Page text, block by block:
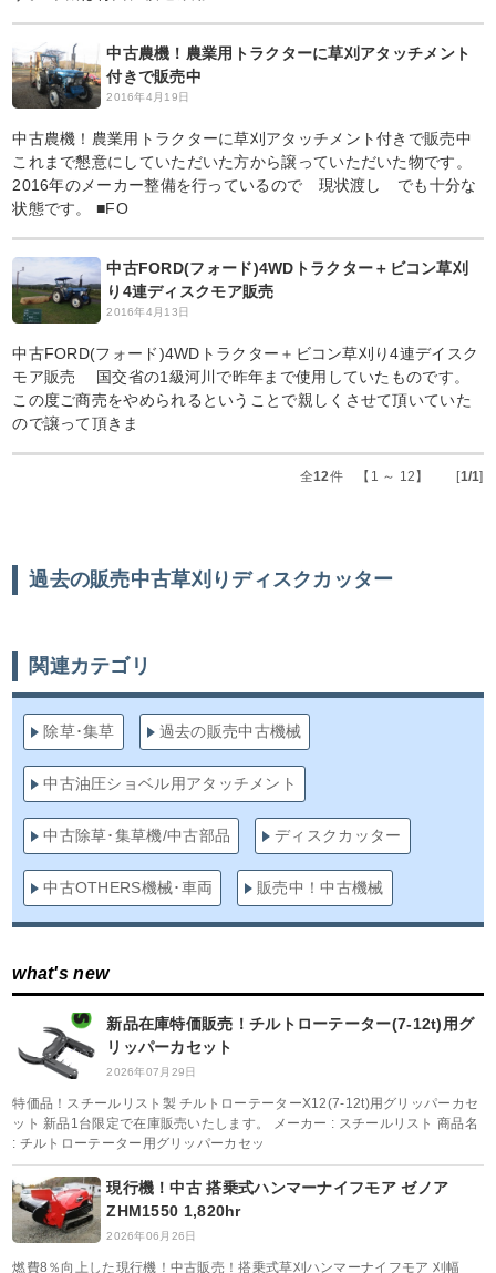
中古農機！農業用トラクターに草刈アタッチメント
付きで販売中
2016年4月19日
中古農機！農業用トラクターに草刈アタッチメント付きで販売中
これまで懇意にしていただいた方から譲っていただいた物です。
2016年のメーカー整備を行っているので 現状渡し でも十分な
状態です。 ■FO
中古FORD(フォード)4WDトラクター＋ビコン草刈
り4連ディスクモア販売
2016年4月13日
中古FORD(フォード)4WDトラクター＋ビコン草刈り4連デイスク
モア販売 国交省の1級河川で昨年まで使用していたものです。
この度ご商売をやめられるということで親しくさせて頂いていた
ので譲って頂きま
全12件 【1 ～ 12】 [1/1]
過去の販売中古草刈りディスクカッター
関連カテゴリ
除草･集草 過去の販売中古機械
中古油圧ショベル用アタッチメント
中古除草･集草機/中古部品 ディスクカッター
中古OTHERS機械･車両 販売中！中古機械
what's new
新品在庫特価販売！チルトローテーター(7-12t)用グ
リッパーカセット
2026年07月29日
特価品！スチールリスト製 チルトローテーターX12(7-12t)用グリッパーカセ
ット 新品1台限定で在庫販売いたします。 メーカー : スチールリスト 商品名
: チルトローテーター用グリッパーカセッ
現行機！中古 搭乗式ハンマーナイフモア ゼノア
ZHM1550 1,820hr
2026年06月26日
燃費8％向上した現行機！中古販売！搭乗式草刈ハンマーナイフモア 刈幅